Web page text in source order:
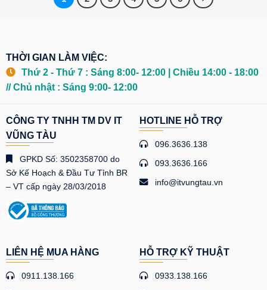
THỜI GIAN LÀM VIỆC:
Thứ 2 - Thứ 7 : Sáng 8:00- 12:00 | Chiều 14:00 - 18:00
// Chủ nhật : Sáng 9:00- 12:00
CÔNG TY TNHH TM DV IT
VŨNG TÀU
GPKD Số: 3502358700 do
Sở Kế Hoạch & Đầu Tư Tỉnh BR
– VT cấp ngày 28/03/2018
HOTLINE HỖ TRỢ
096.3636.138
093.3636.166
info@itvungtau.vn
LIÊN HỆ MUA HÀNG
0911.138.166
HỖ TRỢ KỸ THUẬT
0933.138.166